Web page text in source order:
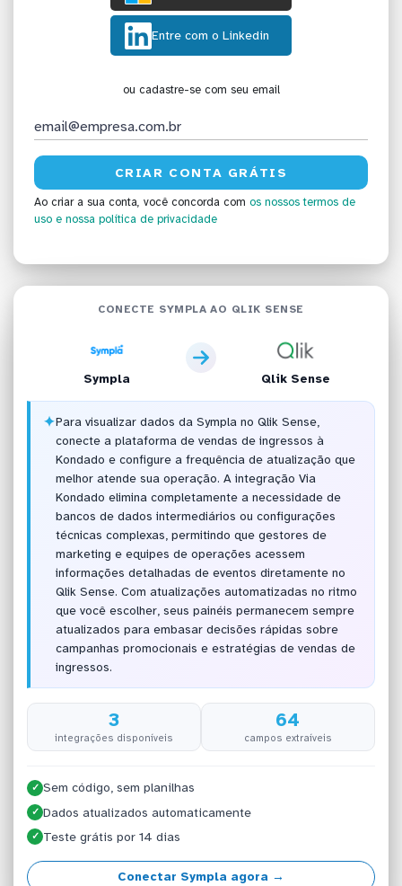
Entre com o Linkedin
ou cadastre-se com seu email
Ao criar a sua conta, você concorda com os nossos termos de
uso e nossa política de privacidade
CONECTE SYMPLA AO QLIK SENSE
Sympla Qlik Sense
✦Para visualizar dados da Sympla no Qlik Sense,
conecte a plataforma de vendas de ingressos à
Kondado e configure a frequência de atualização que
melhor atende sua operação. A integração Via
Kondado elimina completamente a necessidade de
bancos de dados intermediários ou configurações
técnicas complexas, permitindo que gestores de
marketing e equipes de operações acessem
informações detalhadas de eventos diretamente no
Qlik Sense. Com atualizações automatizadas no ritmo
que você escolher, seus painéis permanecem sempre
atualizados para embasar decisões rápidas sobre
campanhas promocionais e estratégias de vendas de
ingressos.
3
integrações disponíveis
64
campos extraíveis
✓ Sem código, sem planilhas
✓ Dados atualizados automaticamente
✓ Teste grátis por 14 dias
Conectar Sympla agora →